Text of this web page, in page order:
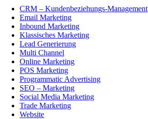
CRM – Kundenbeziehungs-Management
Email Marketing
Inbound Marketing
Klassisches Marketing
Lead Generierung
Multi Channel
Online Marketing
POS Marketing
Programmatic Advertising
SEO – Marketing
Social Media Marketing
Trade Marketing
Website